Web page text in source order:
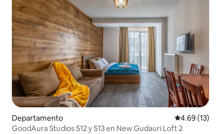
Departamento Calificación
4.69 (13)
GoodAura Studios 512 y 513 en New Gudauri Loft 2